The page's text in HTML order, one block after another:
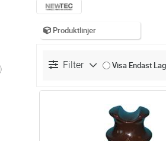
Produktlinjer
Filter Visa Endast